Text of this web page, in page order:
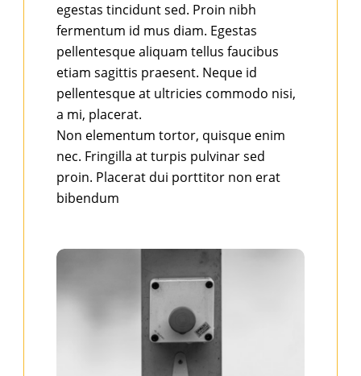
egestas tincidunt sed. Proin nibh
fermentum id mus diam. Egestas
pellentesque aliquam tellus faucibus
etiam sagittis praesent. Neque id
pellentesque at ultricies commodo nisi,
a mi, placerat.
Non elementum tortor, quisque enim
nec. Fringilla at turpis pulvinar sed
proin. Placerat dui porttitor non erat
bibendum